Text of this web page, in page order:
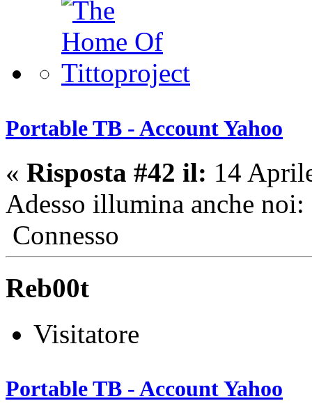
Portable TB - Account Yahoo
« Risposta #42 il: 14
Adesso illumina anche
Connesso
Reb00t
Visitatore
Portable TB - Account Yahoo